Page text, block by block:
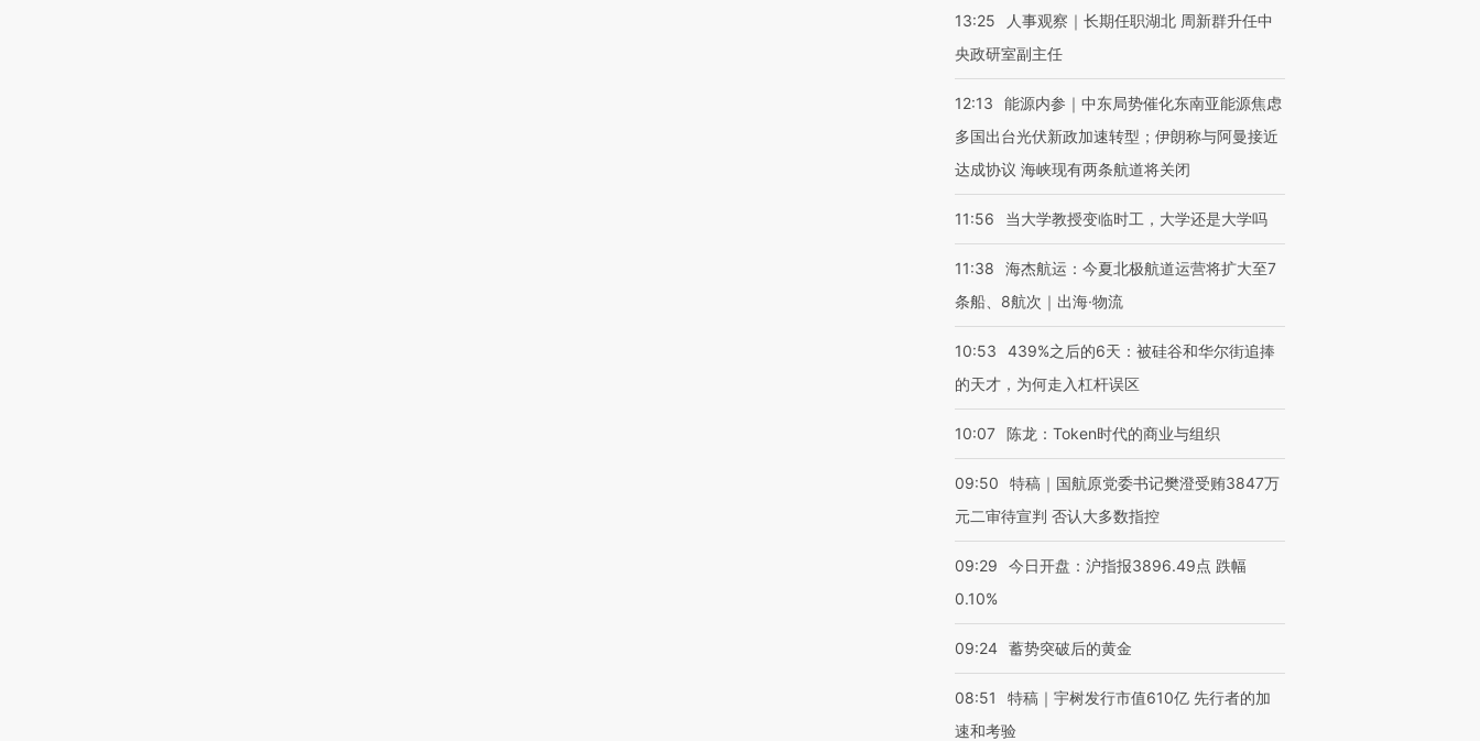
13:25
人事观察｜长期任职湖北 周新群升任中
央政研室副主任
12:13
能源内参｜中东局势催化东南亚能源焦虑
多国出台光伏新政加速转型；伊朗称与阿曼接近
达成协议 海峡现有两条航道将关闭
11:56 当大学教授变临时工，大学还是大学吗
11:38
海杰航运：今夏北极航道运营将扩大至7
条船、8航次｜出海·物流
10:53
439%之后的6天：被硅谷和华尔街追捧
的天才，为何走入杠杆误区
10:07 陈龙：Token时代的商业与组织
09:50
特稿｜国航原党委书记樊澄受贿3847万
元二审待宣判 否认大多数指控
09:29
今日开盘：沪指报3896.49点 跌幅
0.10%
09:24 蓄势突破后的黄金
08:51
特稿｜宇树发行市值610亿 先行者的加
速和考验